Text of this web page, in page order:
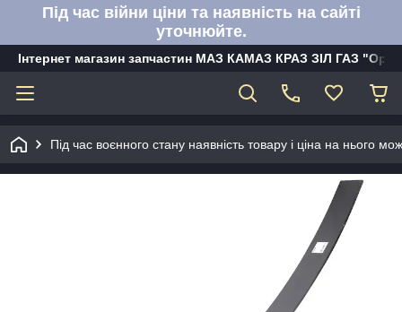
Під час війни ціни та наявність на сайті
уточнюйте.
Інтернет магазин запчастин МАЗ КАМАЗ КРАЗ ЗІЛ ГАЗ
Під час воєнного стану наявність товару і ціна на нього